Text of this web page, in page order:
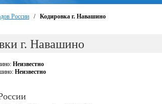
России / Кодировка г. Навашино
г. Навашино
Неизвестно
Неизвестно